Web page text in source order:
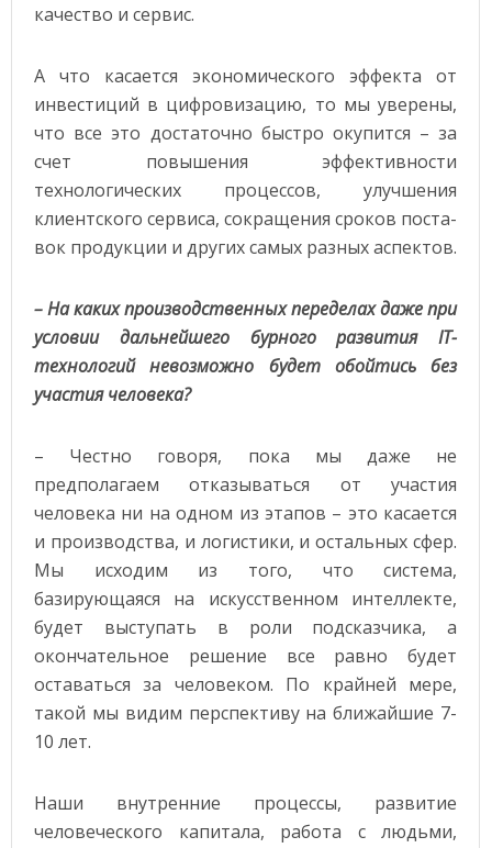
качество и сервис.
А что касается экономического эффекта от
инвестиций в цифровизацию, то мы уверены,
что все это достаточно быстро окупится – за
счет повышения эффективности
технологических процессов, улучшения
клиентского сервиса, сокращения сроков поста-
вок продукции и других самых разных аспектов.
– На каких производственных переделах даже при
условии дальнейшего бурного развития IT-
технологий невозможно будет обойтись без
участия человека?
– Честно говоря, пока мы даже не
предполагаем отказываться от участия
человека ни на одном из этапов – это касается
и производства, и логистики, и остальных сфер.
Мы исходим из того, что система,
базирующаяся на искусственном интеллекте,
будет выступать в роли подсказчика, а
окончательное решение все равно будет
оставаться за человеком. По крайней мере,
такой мы видим перспективу на ближайшие 7-
10 лет.
Наши внутренние процессы, развитие
человеческого капитала, работа с людьми,